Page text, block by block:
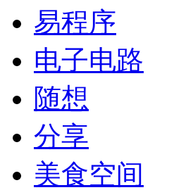
易程序
电子电路
随想
分享
美食空间